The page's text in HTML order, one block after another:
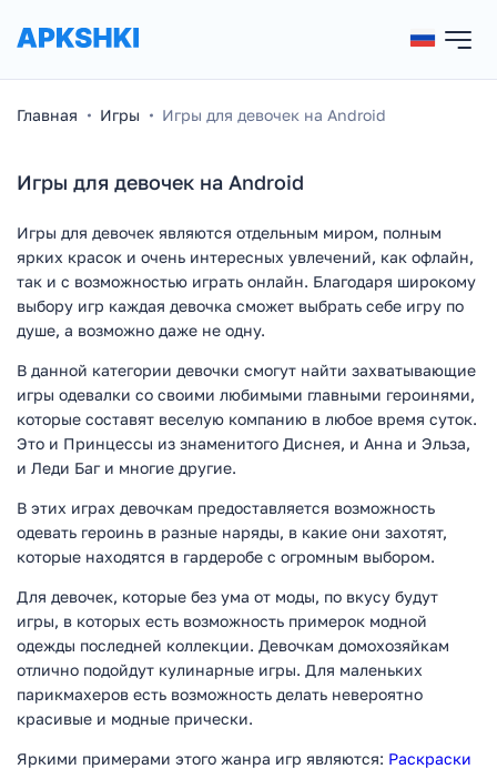
Главная Игры Игры для девочек на Android
Игры для девочек на Android
Игры для девочек являются отдельным миром, полным
ярких красок и очень интересных увлечений, как офлайн,
так и с возможностью играть онлайн. Благодаря широкому
выбору игр каждая девочка сможет выбрать себе игру по
душе, а возможно даже не одну.
В данной категории девочки смогут найти захватывающие
игры одевалки со своими любимыми главными героинями,
которые составят веселую компанию в любое время суток.
Это и Принцессы из знаменитого Диснея, и Анна и Эльза,
и Леди Баг и многие другие.
В этих играх девочкам предоставляется возможность
одевать героинь в разные наряды, в какие они захотят,
которые находятся в гардеробе с огромным выбором.
Для девочек, которые без ума от моды, по вкусу будут
игры, в которых есть возможность примерок модной
одежды последней коллекции. Девочкам домохозяйкам
отлично подойдут кулинарные игры. Для маленьких
парикмахеров есть возможность делать невероятно
красивые и модные прически.
Яркими примерами этого жанра игр являются: Раскраски